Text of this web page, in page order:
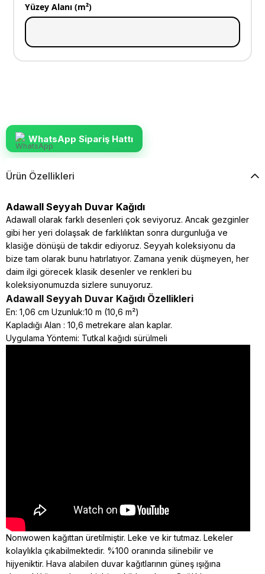
Yüzey Alanı (m²)
WhatsApp Sipariş Hattı
Ürün Özellikleri
Adawall Seyyah Duvar Kağıdı
Adawall olarak farklı desenleri çok seviyoruz. Ancak gezginler
gibi her yeri dolaşsak de farklılıktan sonra durgunluğa ve
klasiğe dönüşü de takdir ediyoruz. Seyyah koleksiyonu da
bize tam olarak bunu hatırlatıyor. Zamana yenik düşmeyen, her
daim ilgi görecek klasik desenler ve renkleri bu
koleksiyonumuzda sizlere sunuyoruz.
Adawall Seyyah Duvar Kağıdı Özellikleri
En: 1,06 cm Uzunluk:10 m (10,6 m²)
Kapladığı Alan : 10,6 metrekare alan kaplar.
Uygulama Yöntemi: Tutkal kağıdı sürülmeli
Nonwowen kağıttan üretilmiştir. Leke ve kir tutmaz. Lekeler
kolaylıkla çıkabilmektedir. %100 oranında silinebilir ve
hijyeniktir. Hava alabilen duvar kağıtlarının güneş ışığına